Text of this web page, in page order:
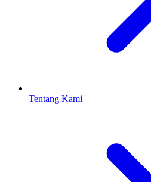
Tentang Kami